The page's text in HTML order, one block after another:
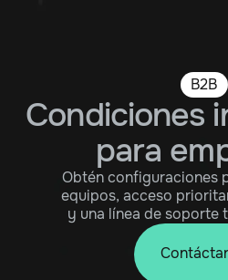
B2B
Condiciones
para
Obtén configuraciones
equipos, acceso
y una línea de soporte